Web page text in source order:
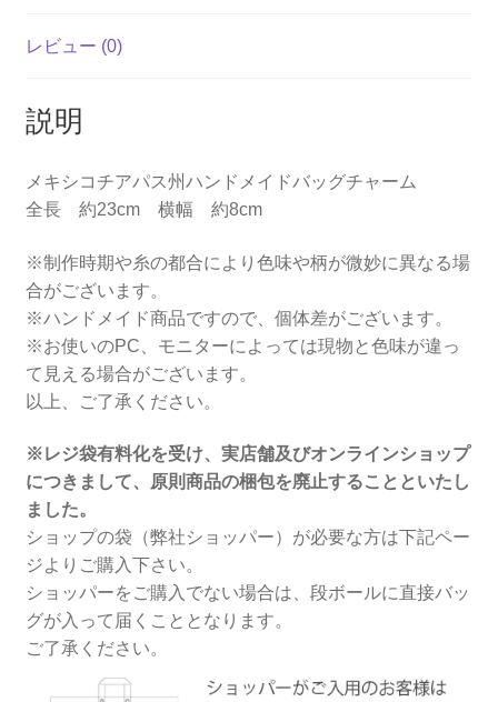
レビュー (0)
説明
メキシコチアパス州ハンドメイドバッグチャーム
全長 約23cm 横幅 約8cm
※制作時期や糸の都合により色味や柄が微妙に異なる場
合がございます。
※ハンドメイド商品ですので、個体差がございます。
※お使いのPC、モニターによっては現物と色味が違っ
て見える場合がございます。
以上、ご了承ください。
※レジ袋有料化を受け、実店舗及びオンラインショップ
につきまして、原則商品の梱包を廃止することといたし
ました。
ショップの袋（弊社ショッパー）が必要な方は下記ペー
ジよりご購入下さい。
ショッパーをご購入でない場合は、段ボールに直接バッ
グが入って届くこととなります。
ご了承ください。